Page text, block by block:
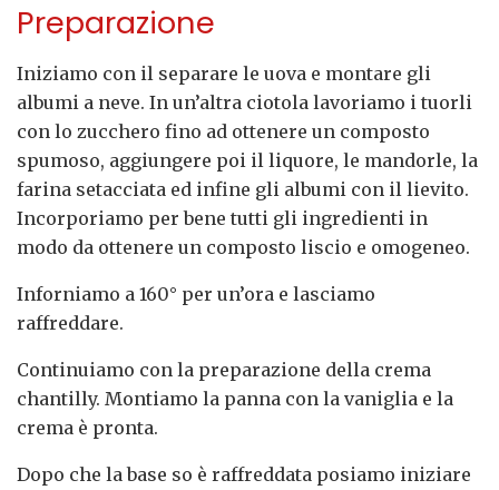
Preparazione
Iniziamo con il separare le uova e montare gli
albumi a neve. In un’altra ciotola lavoriamo i tuorli
con lo zucchero fino ad ottenere un composto
spumoso, aggiungere poi il liquore, le mandorle, la
farina setacciata ed infine gli albumi con il lievito.
Incorporiamo per bene tutti gli ingredienti in
modo da ottenere un composto liscio e omogeneo.
Inforniamo a 160° per un’ora e lasciamo
raffreddare.
Continuiamo con la preparazione della crema
chantilly. Montiamo la panna con la vaniglia e la
crema è pronta.
Dopo che la base so è raffreddata posiamo iniziare